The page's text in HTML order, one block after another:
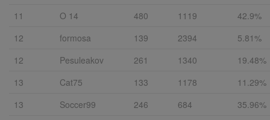
11
O 14 480 1119
42.9%
12
formosa 139 2394
5.81%
12
Pesuleakov 261 1340
19.48%
13
Cat75 133 1178
11.29%
13
Soccer99 246 684
35.96%